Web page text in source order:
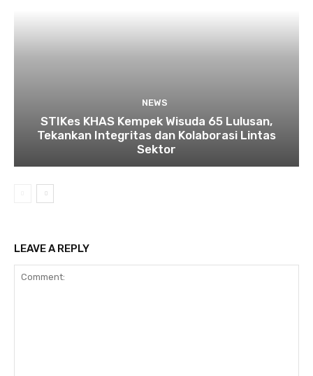
NEWS
STIKes KHAS Kempek Wisuda 65 Lulusan,
Tekankan Integritas dan Kolaborasi Lintas
Sektor
LEAVE A REPLY